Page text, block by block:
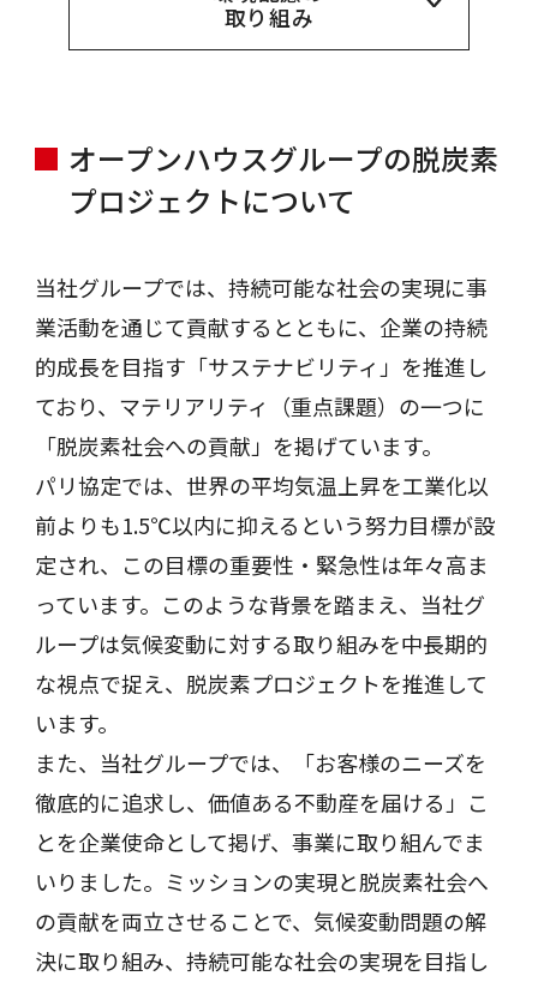
取り組み
オープンハウスグループの脱炭素
プロジェクトについて
当社グループでは、持続可能な社会の実現に事
業活動を通じて貢献するとともに、企業の持続
的成長を目指す「サステナビリティ」を推進し
ており、マテリアリティ（重点課題）の一つに
「脱炭素社会への貢献」を掲げています。
パリ協定では、世界の平均気温上昇を工業化以
前よりも1.5℃以内に抑えるという努力目標が設
定され、この目標の重要性・緊急性は年々高ま
っています。このような背景を踏まえ、当社グ
ループは気候変動に対する取り組みを中長期的
な視点で捉え、脱炭素プロジェクトを推進して
います。
また、当社グループでは、「お客様のニーズを
徹底的に追求し、価値ある不動産を届ける」こ
とを企業使命として掲げ、事業に取り組んでま
いりました。ミッションの実現と脱炭素社会へ
の貢献を両立させることで、気候変動問題の解
決に取り組み、持続可能な社会の実現を目指し